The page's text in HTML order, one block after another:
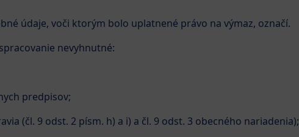
údaje, voči ktorým bolo uplatnené právo na výmaz, označí.
nevyhnutné:
predpisov;
(čl. 9 odst. 2 písm. h) a i) a čl. 9 odst. 3 obecného nariadenia);